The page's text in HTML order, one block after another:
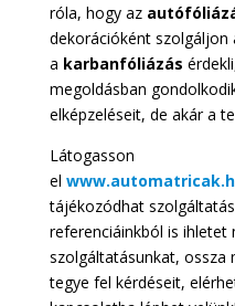
róla, hogy az
dekorációként szolgáljon
a karbanfóliázás
megoldásban
elképzeléseit, de akár a
Látogasson
el
tájékozódhat
referenciáinkból is ihletet
szolgáltatásunkat, ossza
tegye fel kérdéseit,